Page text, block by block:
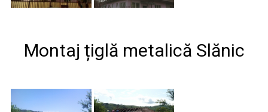
Montaj țiglă metalică Slănic